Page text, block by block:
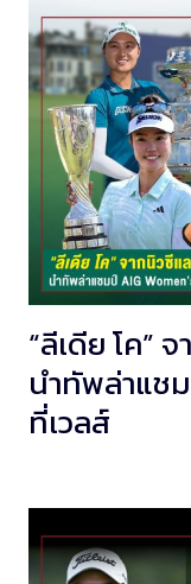
“ลีเดีย โค”
นำทัพล่าแช
ที่เวลส์